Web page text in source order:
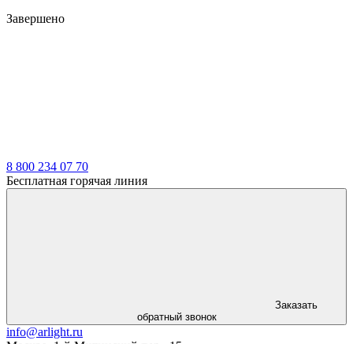
Завершено
8 800 234 07 70
Бесплатная горячая линия
Заказать
обратный звонок
info@arlight.ru